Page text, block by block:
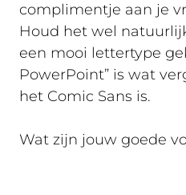
complimentje aan je
Houd het wel
een mooi lettertype
PowerPoint” is wat
het Comic Sans is.
Wat zijn jouw goede